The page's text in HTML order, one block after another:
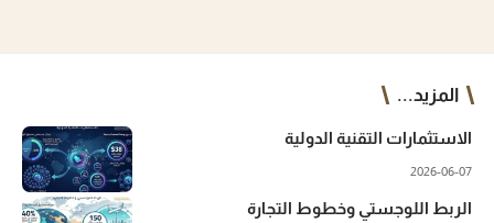
المزيد...
الاستثمارات التقنية الدولية
2026-06-07
الربط اللوجستي وخطوط التجارة